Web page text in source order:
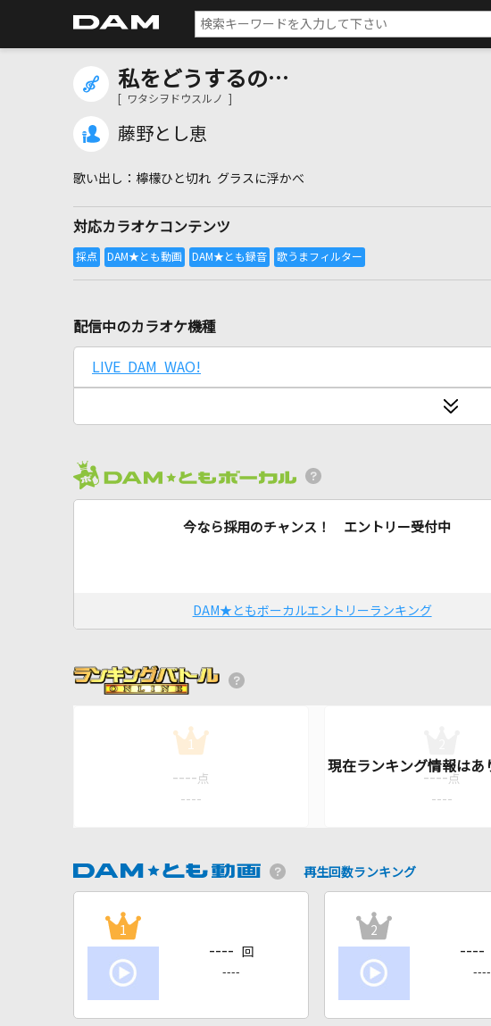
私をどうするの…
[ ワタシヲドウスルノ ]
藤野とし恵
檸檬ひと切れ グラスに浮かべ
対応カラオケコンテンツ
配信中のカラオケ機種
LIVE DAM WAO!
今なら採用のチャンス！ エントリー受付中
DAM★ともボーカルエントリーランキング
1
---- 点
----
---- 点
----
再生回数ランキング
1
---- 回
----
2
----
----